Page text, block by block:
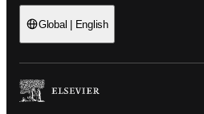
Global | English